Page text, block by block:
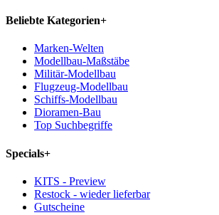
Beliebte Kategorien+
Marken-Welten
Modellbau-Maßstäbe
Militär-Modellbau
Flugzeug-Modellbau
Schiffs-Modellbau
Dioramen-Bau
Top Suchbegriffe
Specials+
KITS - Preview
Restock - wieder lieferbar
Gutscheine